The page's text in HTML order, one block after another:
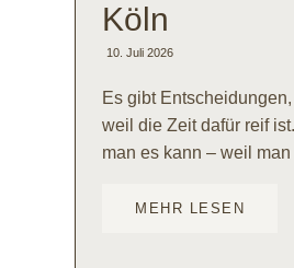
Köln
10. Juli 2026
Es gibt
weil die Zeit dafür reif
man es kann – weil
MEHR LESEN